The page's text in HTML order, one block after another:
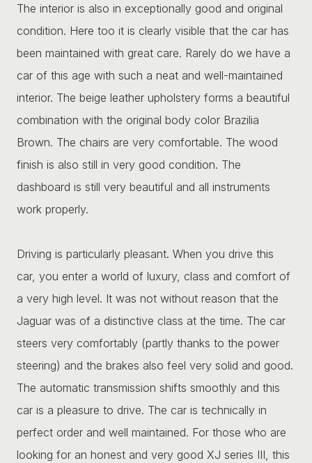
The interior is also in exceptionally good and original
condition. Here too it is clearly visible that the car has
been maintained with great care. Rarely do we have a
car of this age with such a neat and well-maintained
interior. The beige leather upholstery forms a beautiful
combination with the original body color Brazilia
Brown. The chairs are very comfortable. The wood
finish is also still in very good condition. The
dashboard is still very beautiful and all instruments
work properly.
Driving is particularly pleasant. When you drive this
car, you enter a world of luxury, class and comfort of
a very high level. It was not without reason that the
Jaguar was of a distinctive class at the time. The car
steers very comfortably (partly thanks to the power
steering) and the brakes also feel very solid and good.
The automatic transmission shifts smoothly and this
car is a pleasure to drive. The car is technically in
perfect order and well maintained. For those who are
looking for an honest and very good XJ series III, this